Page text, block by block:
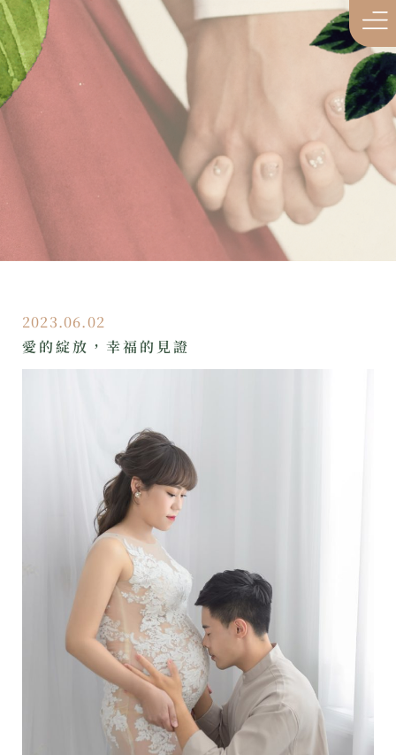
2023.06.02
愛的綻放，幸福的見證